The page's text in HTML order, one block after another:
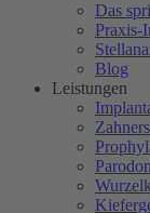
Das
Praxis-
Blog
Leistungen